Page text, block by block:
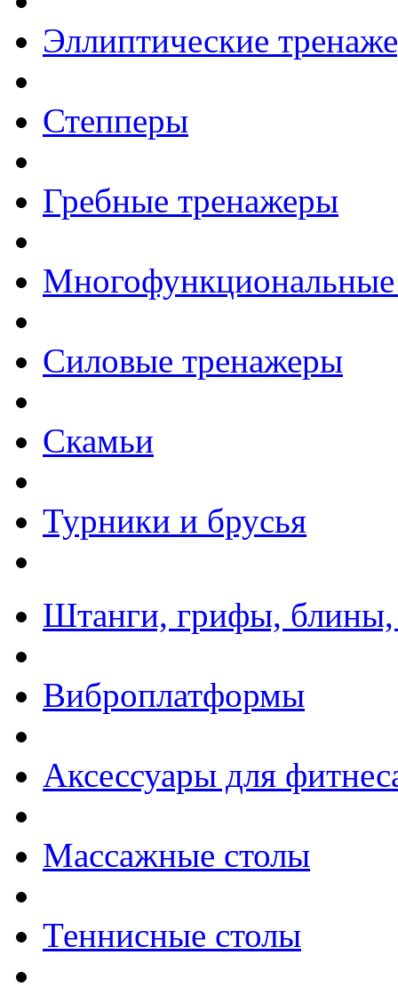
Эллиптические
Степперы
Гребные тренажеры
Силовые тренажеры
Скамьи
Турники и брусья
Штанги, грифы, блины,
Виброплатформы
Аксессуары для
Массажные столы
Теннисные столы